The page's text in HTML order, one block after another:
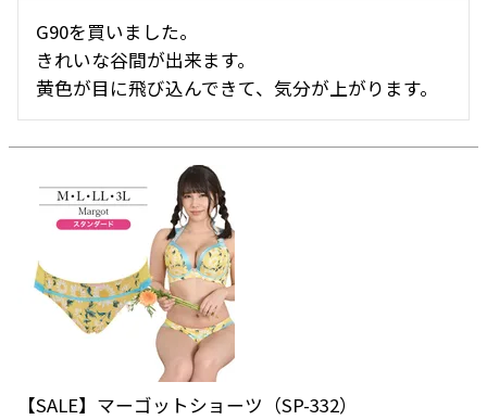
G90を買いました。
きれいな谷間が出来ます。
黄色が目に飛び込んできて、気分が上がります。
【SALE】マーゴットショーツ（SP-332）